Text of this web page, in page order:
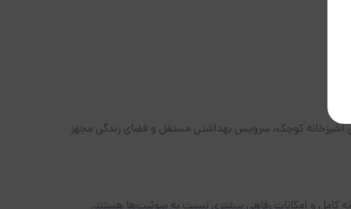
آشپزخانه کوچک، سرویس بهداشتی مستقل و فضای زندگی مجهز